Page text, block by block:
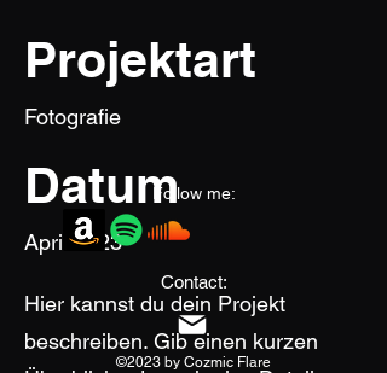
Projektart
Fotografie
Datum
April 2023
Hier kannst du dein Projekt
beschreiben. Gib einen kurzen
Follow me:
Contact:
©2023 by Cozmic Flare